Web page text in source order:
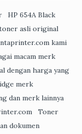
HP 654A Black
asli original
kami
macam merk
dengan harga yang
merk
dan merk lainnya
Toner
dokumen